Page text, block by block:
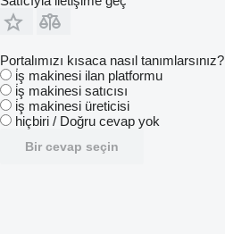
Portalımızı kısaca nasıl tanımlarsınız?
i̇ş makinesi ilan platformu
i̇ş makinesi satıcısı
i̇ş makinesi üreticisi
hiçbiri / Doğru cevap yok
Bir cevap seçin